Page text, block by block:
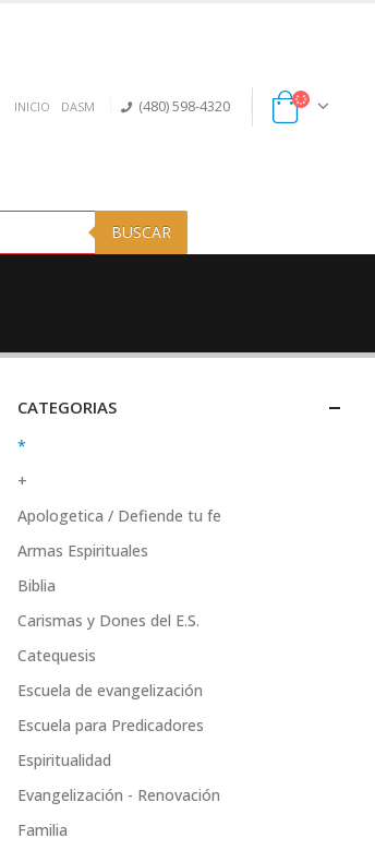
INICIO DASM (480) 598-4320
BUSCAR
CATEGORIAS
*
+
Apologetica / Defiende tu fe
Armas Espirituales
Biblia
Carismas y Dones del E.S.
Catequesis
Escuela de evangelización
Escuela para Predicadores
Espiritualidad
Evangelización - Renovación
Familia